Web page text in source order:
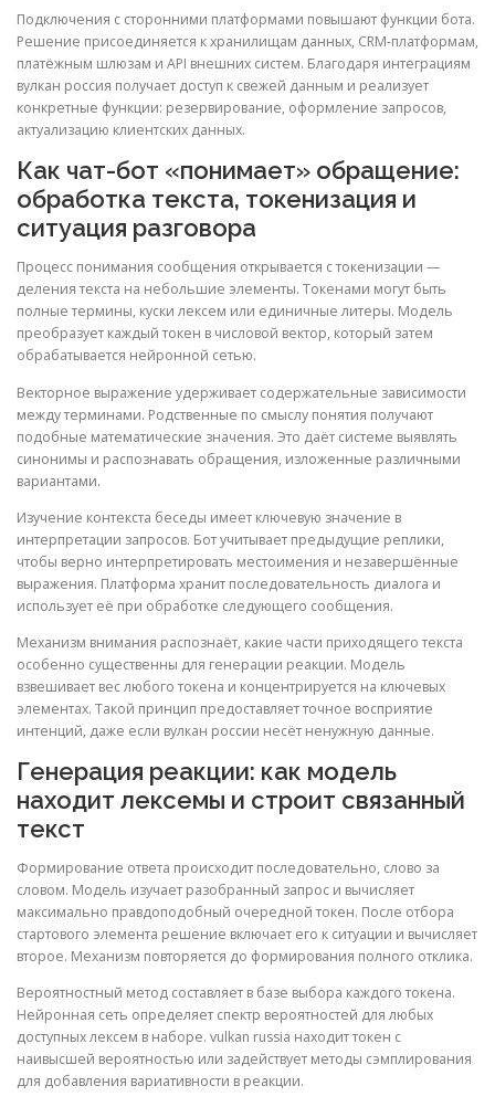
Подключения с сторонними платформами повышают функции бота.
Решение присоединяется к хранилищам данных, CRM-платформам,
платёжным шлюзам и API внешних систем. Благодаря интеграциям
вулкан россия получает доступ к свежей данным и реализует
конкретные функции: резервирование, оформление запросов,
актуализацию клиентских данных.
Как чат-бот «понимает» обращение:
обработка текста, токенизация и
ситуация разговора
Процесс понимания сообщения открывается с токенизации —
деления текста на небольшие элементы. Токенами могут быть
полные термины, куски лексем или единичные литеры. Модель
преобразует каждый токен в числовой вектор, который затем
обрабатывается нейронной сетью.
Векторное выражение удерживает содержательные зависимости
между терминами. Родственные по смыслу понятия получают
подобные математические значения. Это даёт системе выявлять
синонимы и распознавать обращения, изложенные различными
вариантами.
Изучение контекста беседы имеет ключевую значение в
интерпретации запросов. Бот учитывает предыдущие реплики,
чтобы верно интерпретировать местоимения и незавершённые
выражения. Платформа хранит последовательность диалога и
использует её при обработке следующего сообщения.
Механизм внимания распознаёт, какие части приходящего текста
особенно существенны для генерации реакции. Модель
взвешивает вес любого токена и концентрируется на ключевых
элементах. Такой принцип предоставляет точное восприятие
интенций, даже если вулкан россии несёт ненужную данные.
Генерация реакции: как модель
находит лексемы и строит связанный
текст
Формирование ответа происходит последовательно, слово за
словом. Модель изучает разобранный запрос и вычисляет
максимально правдоподобный очередной токен. После отбора
стартового элемента решение включает его к ситуации и вычисляет
второе. Механизм повторяется до формирования полного отклика.
Вероятностный метод составляет в базе выбора каждого токена.
Нейронная сеть определяет спектр вероятностей для любых
доступных лексем в наборе. vulkan russia находит токен с
наивысшей вероятностью или задействует методы сэмплирования
для добавления вариативности в реакции.